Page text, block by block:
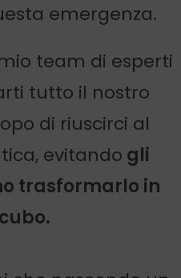
emergenza.
team di esperti
tutto il nostro
di riuscirci al
evitando gli
trasformarlo in